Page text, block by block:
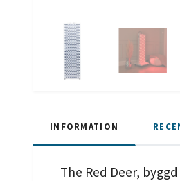
INFORMATION
The Red Deer,